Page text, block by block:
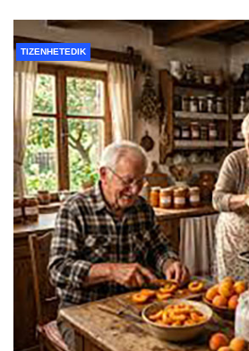
TIZENHETEDIK